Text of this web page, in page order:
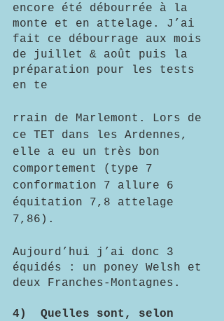
encore été débourrée à la
monte et en attelage. J’ai
fait ce débourrage aux mois
de juillet & août puis la
préparation pour les tests
en te
rrain de Marlemont. Lors de
ce TET dans les Ardennes,
elle a eu un très bon
comportement (type 7
conformation 7 allure 6
équitation 7,8 attelage
7,86).
Aujourd’hui j’ai donc 3
équidés : un poney Welsh et
deux Franches-Montagnes.
4)	Quelles sont, selon